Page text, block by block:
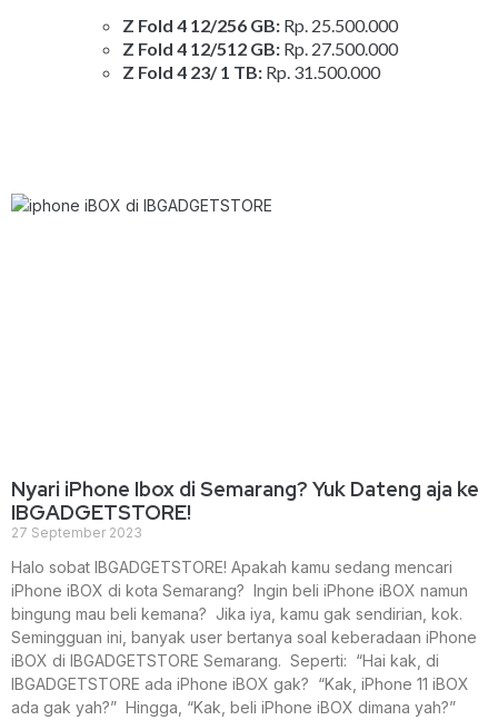
Z Fold 4 12/256 GB: Rp. 25.500.000
Z Fold 4 12/512 GB: Rp. 27.500.000
Z Fold 4 23/ 1 TB: Rp. 31.500.000
Nyari iPhone Ibox di Semarang? Yuk Dateng aja ke
IBGADGETSTORE!
27 September 2023
Halo sobat IBGADGETSTORE! Apakah kamu sedang mencari
iPhone iBOX di kota Semarang? Ingin beli iPhone iBOX namun
bingung mau beli kemana? Jika iya, kamu gak sendirian, kok.
Semingguan ini, banyak user bertanya soal keberadaan iPhone
iBOX di IBGADGETSTORE Semarang. Seperti: “Hai kak, di
IBGADGETSTORE ada iPhone iBOX gak? “Kak, iPhone 11 iBOX
ada gak yah?” Hingga, “Kak, beli iPhone iBOX dimana yah?”